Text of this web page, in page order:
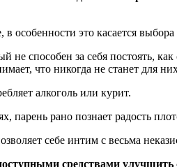
особенности это касается выбора
способен за себя постоять,
что никогда не станет для
алкоголь или курит.
парень рано познает радость
себе интим с весьма
средствами